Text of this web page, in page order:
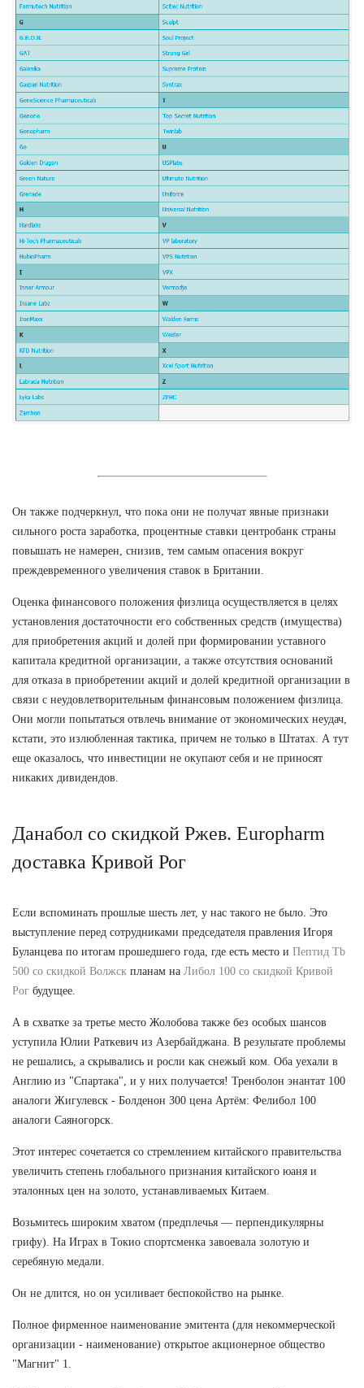
Он также подчеркнул, что пока они не получат явные признаки
сильного роста заработка, процентные ставки центробанк страны
повышать не намерен, снизив, тем самым опасения вокруг
преждевременного увеличения ставок в Британии.
Оценка финансового положения физлица осуществляется в целях
установления достаточности его собственных средств (имущества)
для приобретения акций и долей при формировании уставного
капитала кредитной организации, а также отсутствия оснований
для отказа в приобретении акций и долей кредитной организации в
связи с неудовлетворительным финансовым положением физлица.
Они могли попытаться отвлечь внимание от экономических неудач,
кстати, это излюбленная тактика, причем не только в Штатах. А тут
еще оказалось, что инвестиции не окупают себя и не приносят
никаких дивидендов.
Данабол со скидкой Ржев. Europharm
доставка Кривой Рог
Если вспоминать прошлые шесть лет, у нас такого не было. Это
выступление перед сотрудниками председателя правления Игоря
Буланцева по итогам прошедшего года, где есть место и Пептид Tb
500 со скидкой Волжск планам на Либол 100 со скидкой Кривой
Рог будущее.
А в схватке за третье место Жолобова также без особых шансов
уступила Юлии Раткевич из Азербайджана. В результате проблемы
не решались, а скрывались и росли как снежый ком. Оба уехали в
Англию из "Спартака", и у них получается! Тренболон энантат 100
аналоги Жигулевск - Болденон 300 цена Артём: Фелибол 100
аналоги Саяногорск.
Этот интерес сочетается со стремлением китайского правительства
увеличить степень глобального признания китайского юаня и
эталонных цен на золото, устанавливаемых Китаем.
Возьмитесь широким хватом (предплечья — перпендикулярны
грифу). На Играх в Токио спортсменка завоевала золотую и
серебяную медали.
Он не длится, но он усиливает беспокойство на рынке.
Полное фирменное наименование эмитента (для некоммерческой
организации - наименование) открытое акционерное общество
"Магнит" 1.